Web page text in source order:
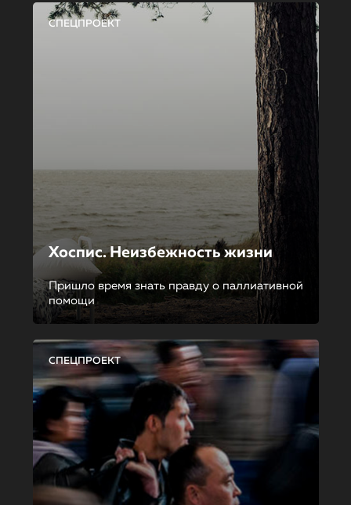
СПЕЦПРОЕКТ
Хоспис. Неизбежность жизни
Пришло время знать правду о паллиативной
помощи
СПЕЦПРОЕКТ